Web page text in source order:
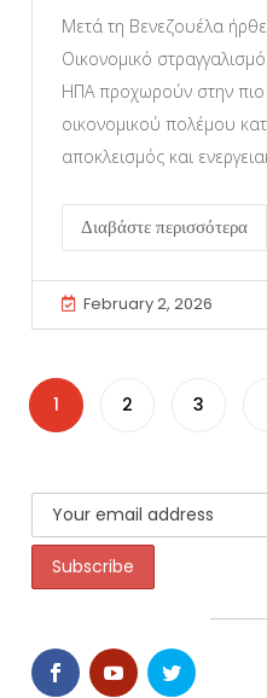
Μετά τη Βενεζουέλα
Οικονομικό
ΗΠΑ προχωρούν στην
οικονομικού πολέμου
αποκλεισμός και
Διαβάστε περισσότερα
February 2, 2026
1 2 3